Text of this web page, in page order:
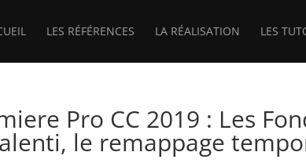
LES RÉFÉRENCES LA RÉALISATION LES
Pro CC 2019 : Les
le remappage